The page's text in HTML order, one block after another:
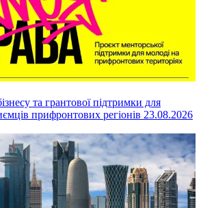
та грантової підтримки для
прифронтових регіонів 23.08.2026